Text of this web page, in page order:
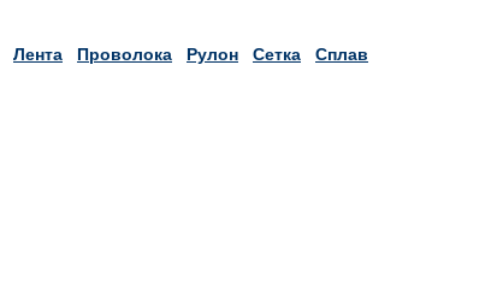
Лента Проволока Рулон Сетка Сплав